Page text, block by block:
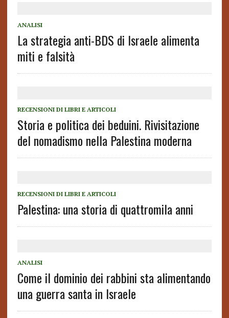
ANALISI
La strategia anti-BDS di Israele alimenta
miti e falsità
RECENSIONI DI LIBRI E ARTICOLI
Storia e politica dei beduini. Rivisitazione
del nomadismo nella Palestina moderna
RECENSIONI DI LIBRI E ARTICOLI
Palestina: una storia di quattromila anni
ANALISI
Come il dominio dei rabbini sta alimentando
una guerra santa in Israele